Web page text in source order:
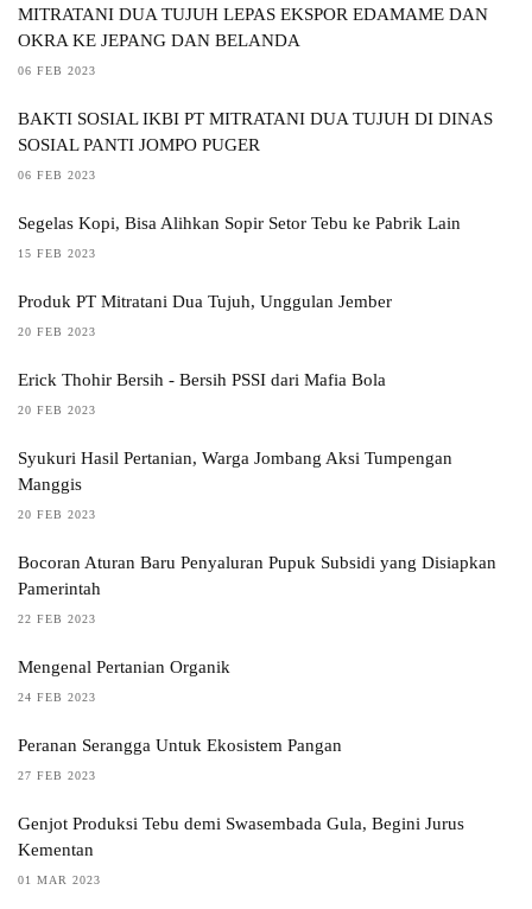
MITRATANI DUA TUJUH LEPAS EKSPOR EDAMAME DAN
OKRA KE JEPANG DAN BELANDA
06 FEB 2023
BAKTI SOSIAL IKBI PT MITRATANI DUA TUJUH DI DINAS
SOSIAL PANTI JOMPO PUGER
06 FEB 2023
Segelas Kopi, Bisa Alihkan Sopir Setor Tebu ke Pabrik Lain
15 FEB 2023
Produk PT Mitratani Dua Tujuh, Unggulan Jember
20 FEB 2023
Erick Thohir Bersih - Bersih PSSI dari Mafia Bola
20 FEB 2023
Syukuri Hasil Pertanian, Warga Jombang Aksi Tumpengan
Manggis
20 FEB 2023
Bocoran Aturan Baru Penyaluran Pupuk Subsidi yang Disiapkan
Pamerintah
22 FEB 2023
Mengenal Pertanian Organik
24 FEB 2023
Peranan Serangga Untuk Ekosistem Pangan
27 FEB 2023
Genjot Produksi Tebu demi Swasembada Gula, Begini Jurus
Kementan
01 MAR 2023